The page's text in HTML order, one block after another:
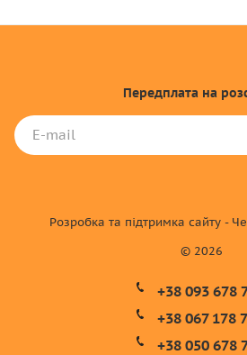
Передплата на
© 2026
Розробка та підтримка сайту -
+38 093 678
+38 067 178
+38 050 678